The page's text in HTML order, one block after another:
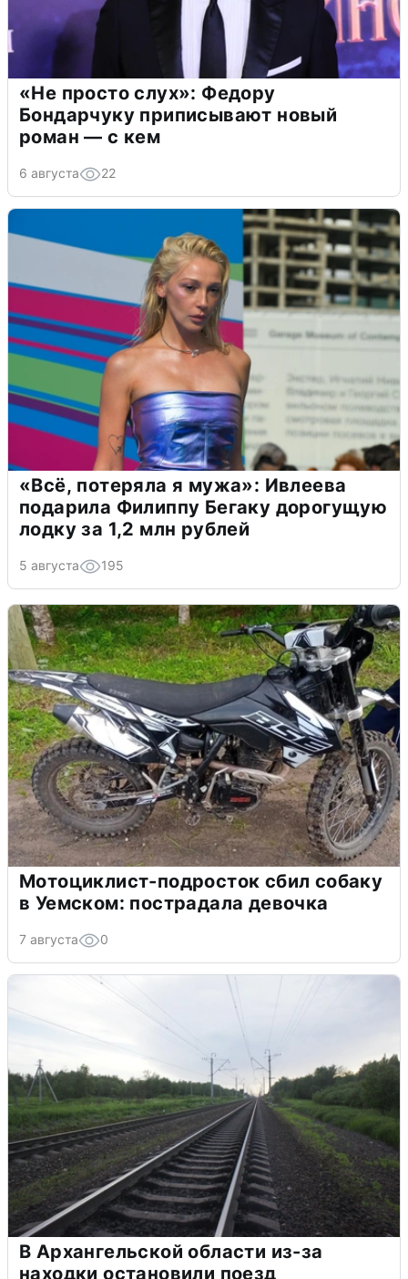
«Не просто слух»: Федору
Бондарчуку приписывают новый
роман — с кем
6 августа 22
«Всё, потеряла я мужа»: Ивлеева
подарила Филиппу Бегаку дорогущую
лодку за 1,2 млн рублей
5 августа 195
Мотоциклист-подросток сбил собаку
в Уемском: пострадала девочка
7 августа 0
В Архангельской области из-за
находки остановили поезд